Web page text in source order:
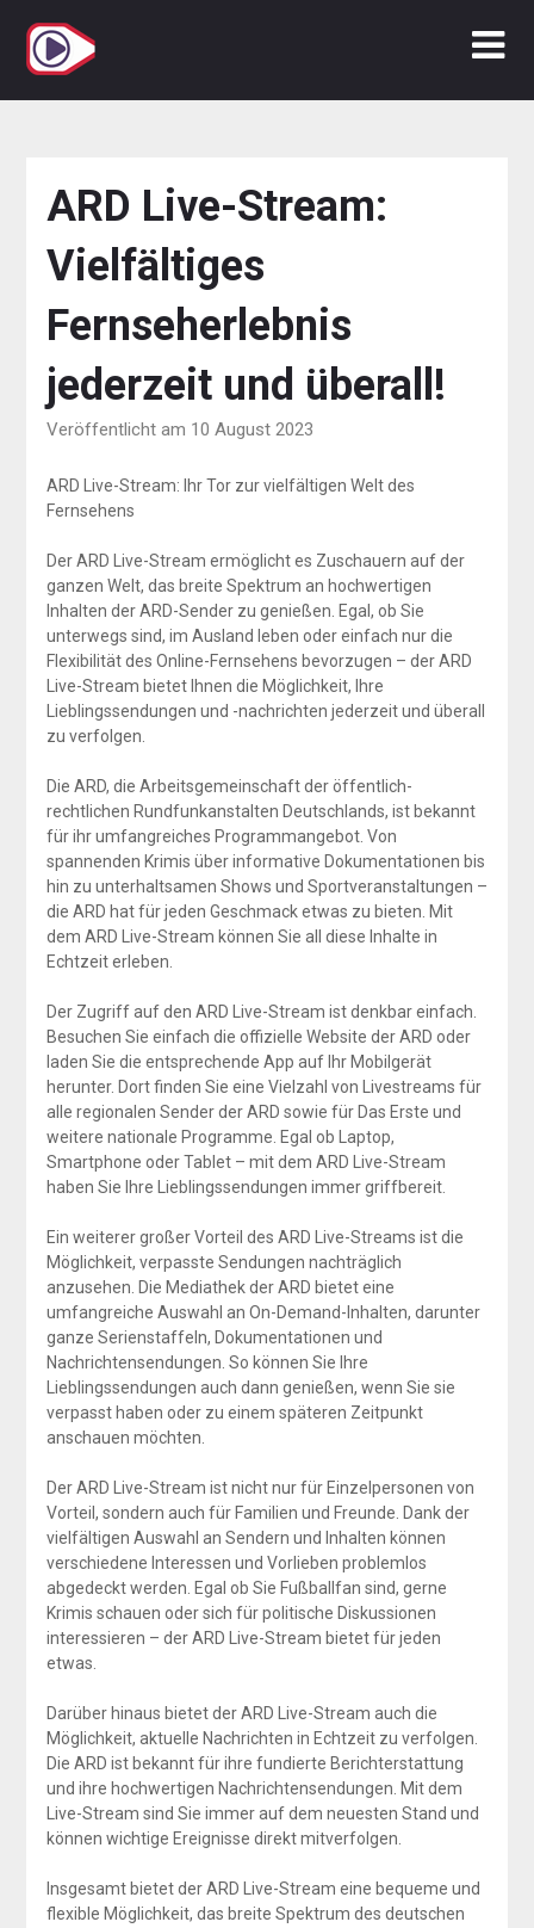
Inhalt
springen
ARD Live-Stream:
Vielfältiges
Fernseherlebnis
jederzeit und überall!
Veröffentlicht am 10 August 2023
ARD Live-Stream: Ihr Tor zur vielfältigen Welt des
Fernsehens
Der ARD Live-Stream ermöglicht es Zuschauern auf der
ganzen Welt, das breite Spektrum an hochwertigen
Inhalten der ARD-Sender zu genießen. Egal, ob Sie
unterwegs sind, im Ausland leben oder einfach nur die
Flexibilität des Online-Fernsehens bevorzugen – der ARD
Live-Stream bietet Ihnen die Möglichkeit, Ihre
Lieblingssendungen und -nachrichten jederzeit und überall
zu verfolgen.
Die ARD, die Arbeitsgemeinschaft der öffentlich-
rechtlichen Rundfunkanstalten Deutschlands, ist bekannt
für ihr umfangreiches Programmangebot. Von
spannenden Krimis über informative Dokumentationen bis
hin zu unterhaltsamen Shows und Sportveranstaltungen –
die ARD hat für jeden Geschmack etwas zu bieten. Mit
dem ARD Live-Stream können Sie all diese Inhalte in
Echtzeit erleben.
Der Zugriff auf den ARD Live-Stream ist denkbar einfach.
Besuchen Sie einfach die offizielle Website der ARD oder
laden Sie die entsprechende App auf Ihr Mobilgerät
herunter. Dort finden Sie eine Vielzahl von Livestreams für
alle regionalen Sender der ARD sowie für Das Erste und
weitere nationale Programme. Egal ob Laptop,
Smartphone oder Tablet – mit dem ARD Live-Stream
haben Sie Ihre Lieblingssendungen immer griffbereit.
Ein weiterer großer Vorteil des ARD Live-Streams ist die
Möglichkeit, verpasste Sendungen nachträglich
anzusehen. Die Mediathek der ARD bietet eine
umfangreiche Auswahl an On-Demand-Inhalten, darunter
ganze Serienstaffeln, Dokumentationen und
Nachrichtensendungen. So können Sie Ihre
Lieblingssendungen auch dann genießen, wenn Sie sie
verpasst haben oder zu einem späteren Zeitpunkt
anschauen möchten.
Der ARD Live-Stream ist nicht nur für Einzelpersonen von
Vorteil, sondern auch für Familien und Freunde. Dank der
vielfältigen Auswahl an Sendern und Inhalten können
verschiedene Interessen und Vorlieben problemlos
abgedeckt werden. Egal ob Sie Fußballfan sind, gerne
Krimis schauen oder sich für politische Diskussionen
interessieren – der ARD Live-Stream bietet für jeden
etwas.
Darüber hinaus bietet der ARD Live-Stream auch die
Möglichkeit, aktuelle Nachrichten in Echtzeit zu verfolgen.
Die ARD ist bekannt für ihre fundierte Berichterstattung
und ihre hochwertigen Nachrichtensendungen. Mit dem
Live-Stream sind Sie immer auf dem neuesten Stand und
können wichtige Ereignisse direkt mitverfolgen.
Insgesamt bietet der ARD Live-Stream eine bequeme und
flexible Möglichkeit, das breite Spektrum des deutschen